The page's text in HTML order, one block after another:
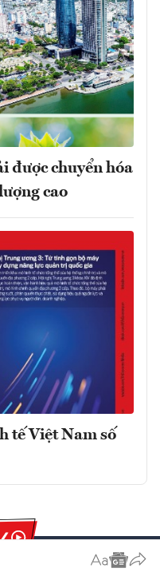
được chuyển hóa
cao
tế Việt Nam số